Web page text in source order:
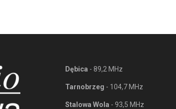
Dębica - 89,2 MHz
Tarnobrzeg - 104,7 MHz
Stalowa Wola - 93,5 MHz